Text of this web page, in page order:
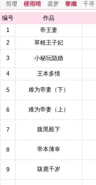
简璎 楼雨晴 裘梦 黎孅 千寻
编号 作品
1
帝王妻
2
草根王子妃
3 小秘玩隐婚
4 王本多情
5 难为帝妻（下）
6 难为帝妻（上）
7 腹黑殿下
8 帝本薄幸
9 跋扈千岁